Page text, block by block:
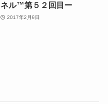
ネル™第５２回目ー
2017年2月9日